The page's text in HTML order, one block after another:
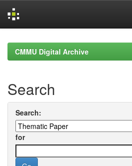
navigationCMMU Digital Archive
Search
Search:
for